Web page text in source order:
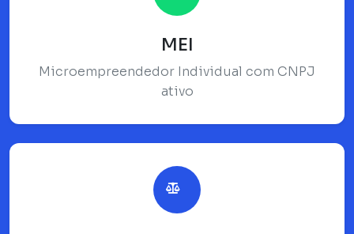
MEI
Microempreendedor Individual com CNPJ
ativo